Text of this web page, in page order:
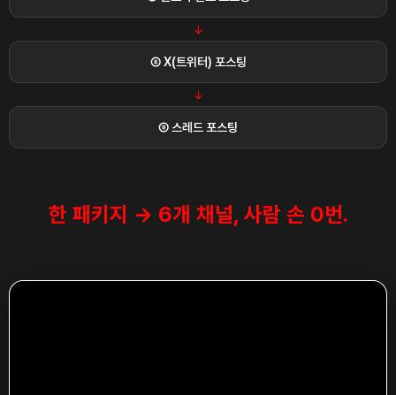
→
⑧ X(트위터) 포스팅
→
⑨ 스레드 포스팅
한 패키지 → 6개 채널, 사람 손 0번.